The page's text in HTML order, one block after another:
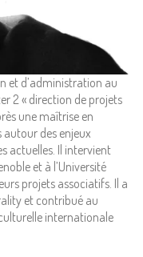
et d’administration au
2 « direction de projets
une maîtrise en
autour des enjeux
actuelles. Il intervient
et à l’Université
projets associatifs. Il a
et contribué au
internationale
:
mensuelle